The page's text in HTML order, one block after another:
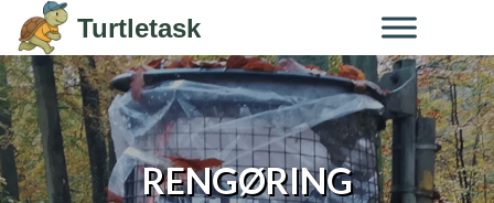
Skip to contentTurtletask
RENGØRING